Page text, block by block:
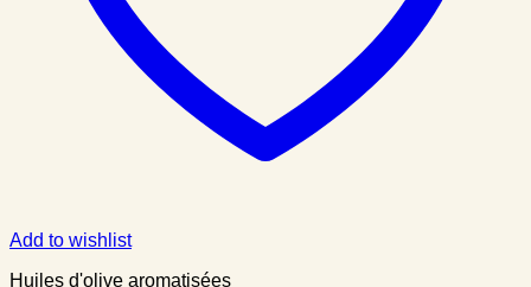
Add to wishlist
Huiles d'olive aromatisées